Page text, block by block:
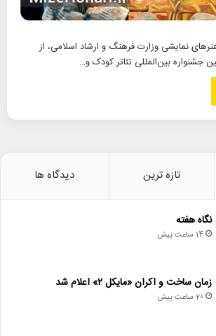
نمایشی وزارت فرهنگ و ارشاد اسلامی، از
جشنواره بین‌المللی تئاتر کودک و…
تازه ترین دیدگاه ها
نگاه هفته
14 ساعت پیش
زمان ساخت و اکران «مایکل ۲» اعلام شد
20 ساعت پیش